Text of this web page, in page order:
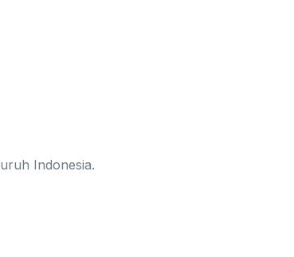
Indonesia.